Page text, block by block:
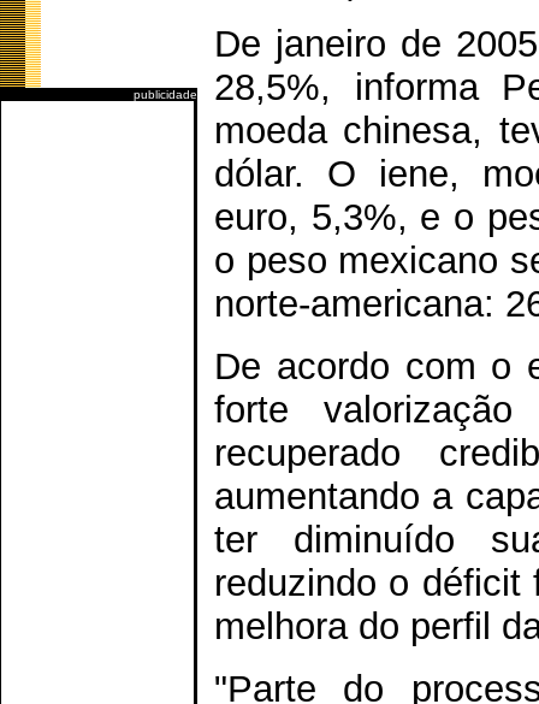
publicidade
De janeiro de
28,5%, informa
moeda chinesa,
dólar. O iene,
euro, 5,3%, e o
o peso mexicano
norte-americana:
De acordo com o
forte
recuperado
aumentando a
ter diminuído
reduzindo o
melhora do perfil
"Parte do